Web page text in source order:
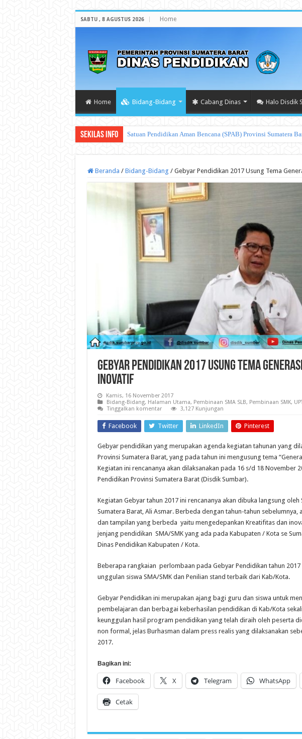
SABTU , 8 AGUSTUS 2026 Home
Home Bidang-Bidang Cabang Dinas Halo Disdik
Sekilas Info Budaya Sekolah Aman
Beranda / Bidang-Bidang / Gebyar Pendidikan 2017 Usung Tema
Gebyar Pendidikan 2017 Usung Tema
Inovatif
Kamis, 16 November 2017
Bidang-Bidang, Halaman Utama, Pembinaan SMA SLB, Pembinaan SMK,
Tinggalkan komentar
3,127 Kunjungan
Facebook Twitter LinkedIn Pinterest
Gebyar pendidikan yang merupakan agenda kegiatan tahunan yang
Provinsi Sumatera Barat, yang pada tahun ini mengusung tema
Kegiatan ini rencananya akan dilaksanakan pada 16 s/d 18 November
Pendidikan Provinsi Sumatera Barat (Disdik Sumbar).
Kegiatan Gebyar tahun 2017 ini rencananya akan dibuka langsung
Sumatera Barat, Ali Asmar. Berbeda dengan tahun-tahun
dan tampilan yang berbeda yaitu mengedepankan Kreatifitas dan
jenjang pendidikan SMA/SMK yang ada pada Kabupaten / Kota se
Dinas Pendidikan Kabupaten / Kota.
Beberapa rangkaian perlombaan pada Gebyar Pendidikan tahun 2017
unggulan siswa SMA/SMK dan Penilian stand terbaik dari Kab/Kota.
Gebyar Pendidikan ini merupakan ajang bagi guru dan siswa untuk
pembelajaran dan berbagai keberhasilan pendidikan di Kab/Kota
keunggulan hasil program pendidikan yang telah diraih oleh peserta
non formal, jelas Burhasman dalam press realis yang dilaksanakan
2017.
Bagikan ini:
Facebook X Telegram WhatsApp
Cetak